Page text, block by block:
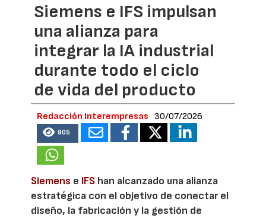
Siemens e IFS impulsan
una alianza para
integrar la IA industrial
durante todo el ciclo
de vida del producto
Redacción Interempresas 30/07/2026
905
Siemens e IFS han alcanzado una alianza
estratégica con el objetivo de conectar el
diseño, la fabricación y la gestión de